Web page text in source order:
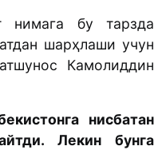
нимага бу тарзда
шарҳлаши учун
Камолиддин
нисбатан
Лекин бунга